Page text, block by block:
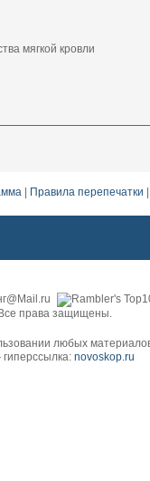
мягкой кровли
Правила перепечатки
права защищены.
любых
novoskop.ru